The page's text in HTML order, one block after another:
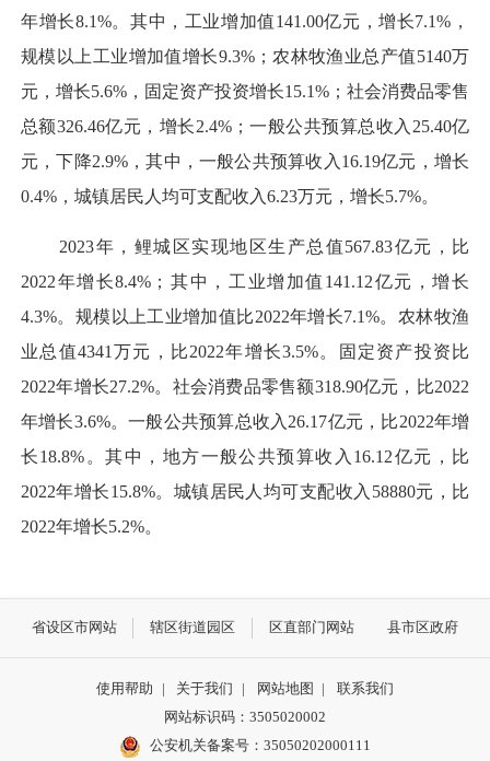
年增长8.1%。其中，工业增加值141.00亿元，增长7.1%，
规模以上工业增加值增长9.3%；农林牧渔业总产值5140万
元，增长5.6%，固定资产投资增长15.1%；社会消费品零售
总额326.46亿元，增长2.4%；一般公共预算总收入25.40亿
元，下降2.9%，其中，一般公共预算收入16.19亿元，增长
0.4%，城镇居民人均可支配收入6.23万元，增长5.7%。
2023年，鲤城区实现地区生产总值567.83亿元，比
2022年增长8.4%；其中，工业增加值141.12亿元，增长
4.3%。规模以上工业增加值比2022年增长7.1%。农林牧渔
业总值4341万元，比2022年增长3.5%。固定资产投资比
2022年增长27.2%。社会消费品零售额318.90亿元，比2022
年增长3.6%。一般公共预算总收入26.17亿元，比2022年增
长18.8%。其中，地方一般公共预算收入16.12亿元，比
2022年增长15.8%。城镇居民人均可支配收入58880元，比
2022年增长5.2%。
省设区市网站 辖区街道园区 区直部门网站 县市区政府
使用帮助 | 关于我们 | 网站地图 |
联系我们
网站标识码：3505020002
公安机关备案号：35050202000111